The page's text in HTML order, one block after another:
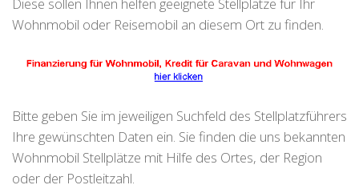
Wohnmobil oder Reisemobil an diesem Ort zu finden.
Bitte geben Sie im jeweiligen Suchfeld des Stellplatzführers
Ihre gewünschten Daten ein. Sie finden die uns bekannten
Wohnmobil Stellplätze mit Hilfe des Ortes, der Region
oder der Postleitzahl.